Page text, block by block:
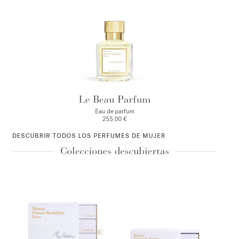
Le Beau Parfum
Eau de parfum
255,00 €
DESCUBRIR TODOS LOS PERFUMES DE MUJER
Colecciones descubiertas